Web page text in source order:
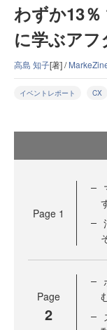
わずか13
に学ぶアフ
高島 知子[著] /
イベントレポート CX
Page 1
Page
2